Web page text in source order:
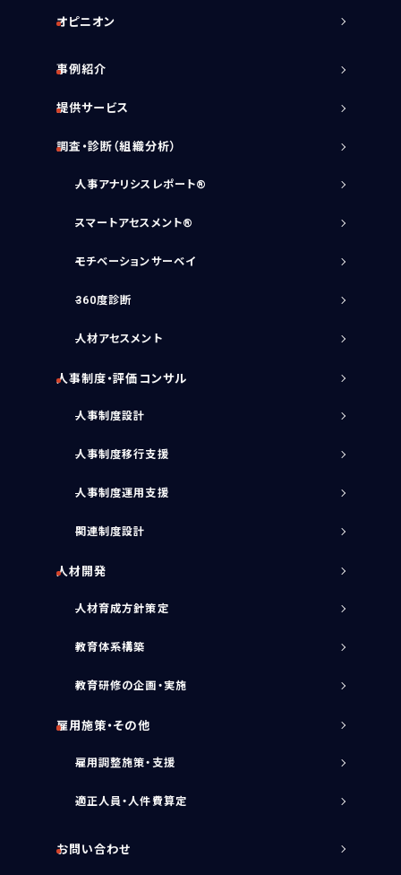
オピニオン
事例紹介
提供サービス
調査・診断（組織分析）
人事アナリシスレポート®
スマートアセスメント®
モチベーションサーベイ
360度診断
人材アセスメント
人事制度・評価コンサル
人事制度設計
人事制度移行支援
人事制度運用支援
関連制度設計
人材開発
人材育成方針策定
教育体系構築
教育研修の企画・実施
雇用施策・その他
雇用調整施策・支援
適正人員・人件費算定
お問い合わせ